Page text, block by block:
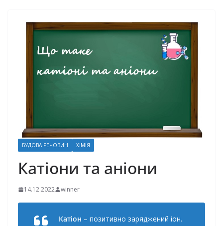
БУДОВА РЕЧОВИН ХІМІЯ
Катіони та аніони
14.12.2022 winner
Катіон – позитивно заряджений іон.